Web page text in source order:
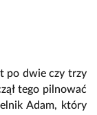
po dwie czy trzy
tego pilnować
Adam, który